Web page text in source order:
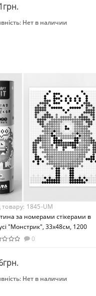
Закінчився
Нет в наличии
лет
товару: 1845-UM
за номерами стікерами в
"Монстрик", 33х48см, 1200
18450
Закінчився
Нет в наличии